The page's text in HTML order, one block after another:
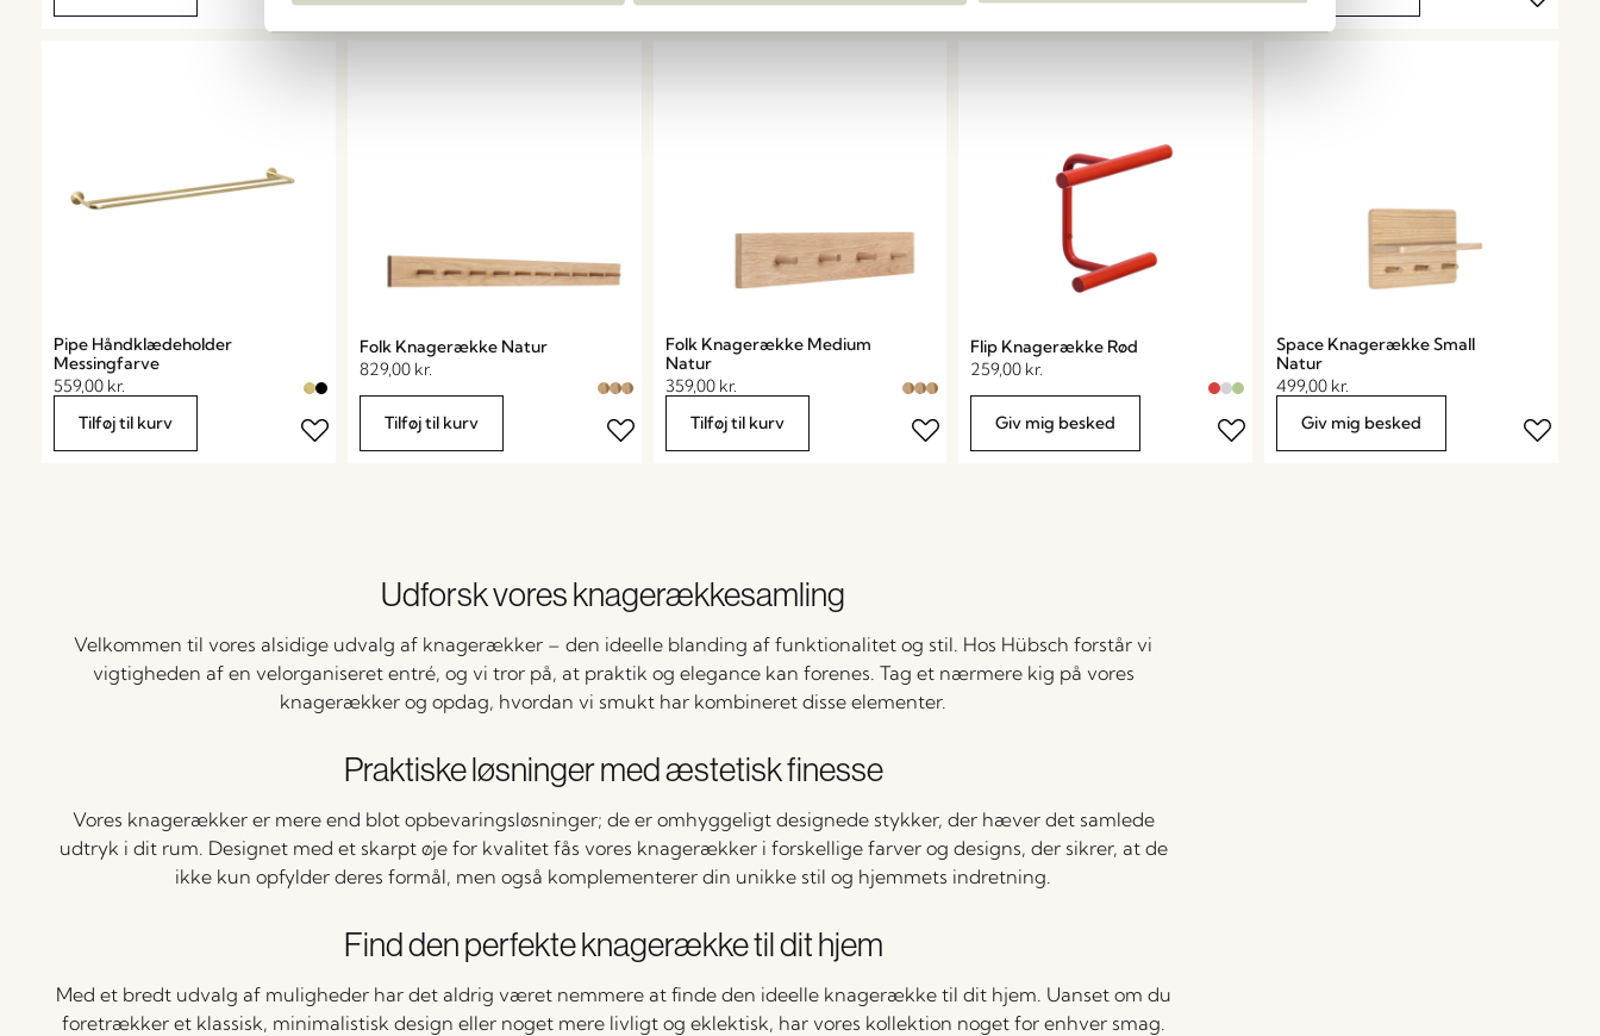
Pipe Håndklædeholder
Messingfarve
559,00 kr.
Tilføj til kurv
Folk Knagerække Natur
829,00 kr.
Tilføj til kurv
Folk Knagerække Medium
Natur
359,00 kr.
Tilføj til kurv
Flip Knagerække Rød
259,00 kr.
Giv mig besked
Space Knagerække Small
Natur
499,00 kr.
Giv mig besked
Udforsk vores knagerækkesamling
Velkommen til vores alsidige udvalg af knagerækker – den ideelle blanding af funktionalitet og stil. Hos Hübsch forstår vi
vigtigheden af en velorganiseret entré, og vi tror på, at praktik og elegance kan forenes. Tag et nærmere kig på vores
knagerækker og opdag, hvordan vi smukt har kombineret disse elementer.
Praktiske løsninger med æstetisk finesse
Vores knagerækker er mere end blot opbevaringsløsninger; de er omhyggeligt designede stykker, der hæver det samlede
udtryk i dit rum. Designet med et skarpt øje for kvalitet fås vores knagerækker i forskellige farver og designs, der sikrer, at de
ikke kun opfylder deres formål, men også komplementerer din unikke stil og hjemmets indretning.
Find den perfekte knagerække til dit hjem
Med et bredt udvalg af muligheder har det aldrig været nemmere at finde den ideelle knagerække til dit hjem. Uanset om du
foretrækker et klassisk, minimalistisk design eller noget mere livligt og eklektisk, har vores kollektion noget for enhver smag.